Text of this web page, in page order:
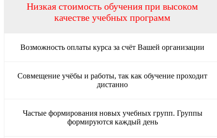
Низкая стоимость обучения при высоком
качестве учебных программ
Возможность оплаты курса за счёт Вашей организации
Совмещение учёбы и работы, так как обучение проходит
дистанно
Частые формирования новых учебных групп. Группы
формируются каждый день